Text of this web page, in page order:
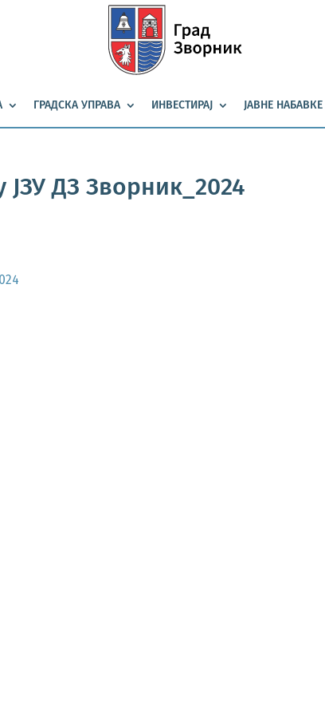
ГРАДСКА УПРАВА ИНВЕСТИРАЈ ЈАВНЕ НАБАВКЕ
ЈЗУ ДЗ Зворник_2024